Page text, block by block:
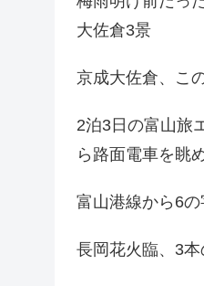
大佐倉3景
京成大佐倉、こ
2泊3日の富山旅
ら路面電車を眺
富山港線から6
長岡花火臨、3